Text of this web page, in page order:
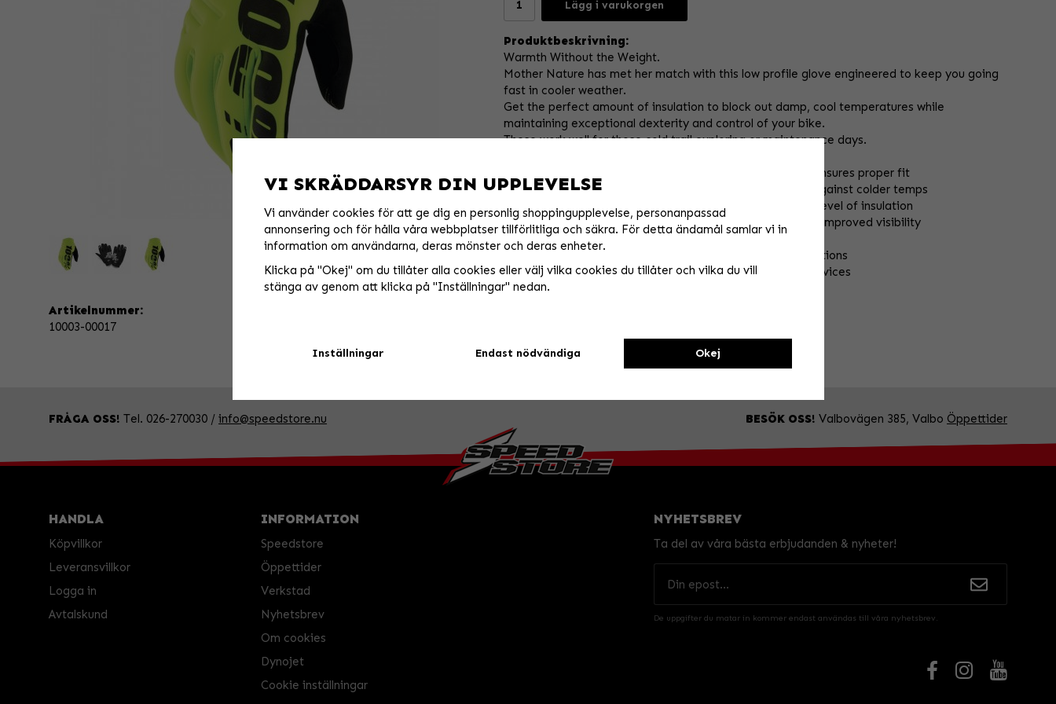
Lägg i varukorgen
Produktbeskrivning:
Warmth Without the Weight.
Mother Nature has met her match with this low profile glove engineered to keep you going
fast in cooler weather.
Get the perfect amount of insulation to block out damp, cool temperatures while
maintaining exceptional dexterity and control of your bike.
These work well for those cold trail exploring or maintenance days.
Adjustable TPR wrist closure with hook and loop backing ensures proper fit
Lightly insulated soft-shell top hand provides protection against colder temps
Moisture-wicking microfiber interior provides the perfect level of insulation
Reflective graphics on top of hand offer a clean look with improved visibility
Single-layer Clarino palm for premium comfort
Silicone printed palm graphics increase grip in damp conditions
Integrated tech-thread keeps you connected with your devices
Artikelnummer:
10003-00017
FRÅGA OSS! Tel. 026-270030 / info@speedstore.nu BESÖK OSS! Valbovägen 385, Valbo Öppettider
HANDLA
Köpvillkor
Leveransvillkor
Logga in
Avtalskund
INFORMATION
Speedstore
Öppettider
Verkstad
Nyhetsbrev
Om cookies
Dynojet
Cookie inställningar
NYHETSBREV
Ta del av våra bästa erbjudanden & nyheter!
De uppgifter du matar in kommer endast användas till våra nyhetsbrev.
VI SKRÄDDARSYR DIN UPPLEVELSE
Vi använder cookies för att ge dig en personlig shoppingupplevelse, personanpassad
annonsering och för hålla våra webbplatser tillförlitliga och säkra. För detta ändamål samlar vi in
information om användarna, deras mönster och deras enheter.
Klicka på "Okej" om du tillåter alla cookies eller välj vilka cookies du tillåter och vilka du vill
stänga av genom att klicka på "Inställningar" nedan.
Inställningar Endast nödvändiga Okej